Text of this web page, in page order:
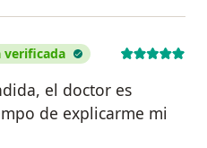
verificada
el doctor es
de explicarme mi